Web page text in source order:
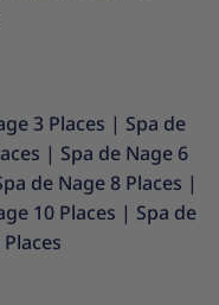
3 Places | Spa de
| Spa de Nage 6
de Nage 8 Places |
10 Places | Spa de